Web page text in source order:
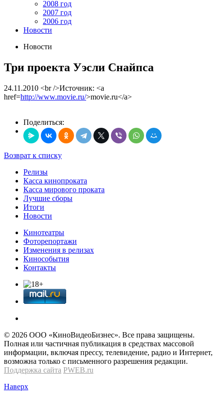
2008 год
2007 год
2006 год
Новости
Новости
Три проекта Уэсли Снайпса
24.11.2010 <br />Источник: <a
href=http://www.movie.ru/>movie.ru</a>
Поделиться:
Возврат к списку
Релизы
Касса кинопроката
Касса мирового проката
Лучшие сборы
Итоги
Новости
Кинотеатры
Фоторепортажи
Изменения в релизах
Кинособытия
Контакты
© 2026 OOО «КиноВидеоБизнес». Все права защищены.
Полная или частичная публикация в средствах массовой
информации, включая прессу, телевидение, радио и Интернет,
возможна только с письменного разрешения редакции.
Поддержка сайта PWEB.ru
Наверх